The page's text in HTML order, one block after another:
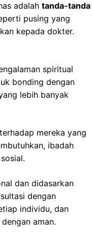
adalah tanda-tanda
pusing yang
kepada dokter.
spiritual
bonding dengan
lebih banyak
mereka yang
ibadah
dan didasarkan
dengan
individu, dan
aman.